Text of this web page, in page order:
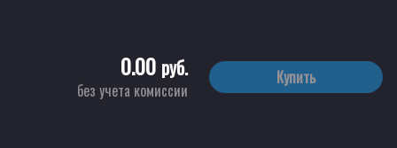
0.00 руб.
без учета комиссии
Купить